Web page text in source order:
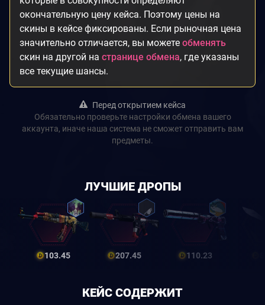
окончательную цену кейса. Поэтому цены на
скины в кейсе фиксированы. Если рыночная цена
значительно отличается, вы можете обменять
скин на другой на странице обмена, где указаны
все текущие шансы.
Перед открытием кейса
Обязательно проверьте настройки обмена вашего
аккаунта, иначе наша система не сможет отправить вам
предметы.
ЛУЧШИЕ ДРОПЫ
103.45 207.45 110.23
КЕЙС СОДЕРЖИТ